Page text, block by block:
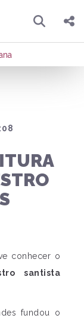
Pesquisar
Publicar no X
conhecer o
santista
fundou o